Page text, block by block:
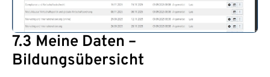
7.3 Meine Daten –
Bildungsübersicht